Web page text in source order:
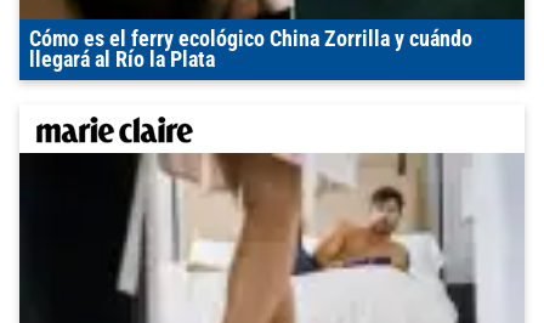
Cómo es el ferry ecológico China Zorrilla y cuándo
llegará al Río la Plata